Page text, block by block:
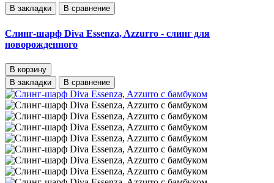
В закладки В сравнение
Слинг-шарф Diva Essenza, Azzurro - слинг для
новорожденного
В корзину
В закладки
В сравнение